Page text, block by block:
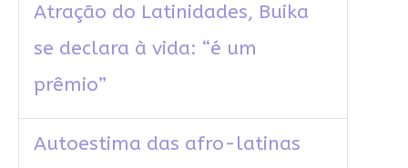
Atração do Latinidades, Buika
se declara à vida: “é um
prêmio”
Autoestima das afro-latinas